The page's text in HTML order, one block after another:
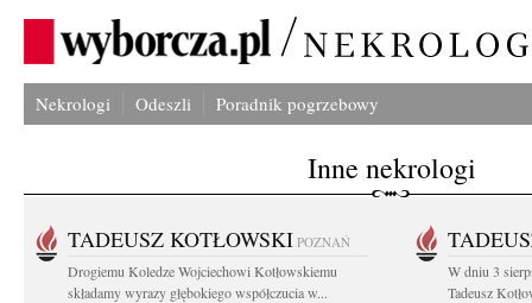
Nekrologi Odeszli Poradnik pogrzebowy
Inne nekrologi
TADEUSZ KOTŁOWSKI POZNAŃ
Drogiemu Koledze Wojciechowi Kotłowskiemu
składamy wyrazy głębokiego współczucia w...
W dniu 3
Tadeusz